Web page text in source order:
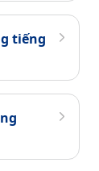
tiếng